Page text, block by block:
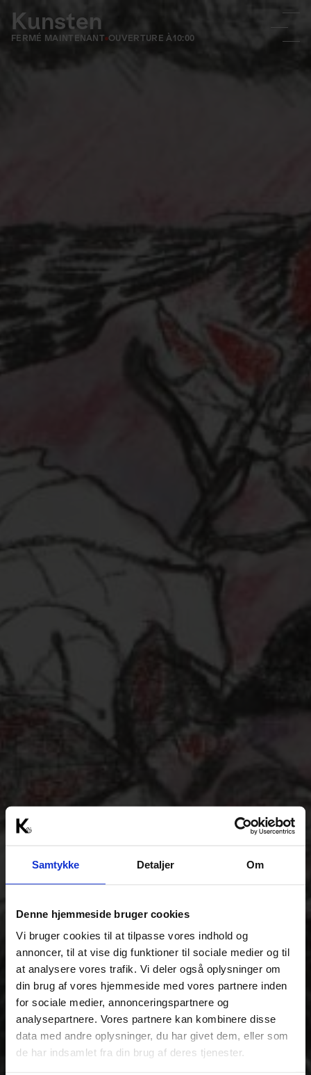
Samtykke Detaljer Om
Denne hjemmeside bruger cookies
Vi bruger cookies til at tilpasse vores indhold og
annoncer, til at vise dig funktioner til sociale medier og til
at analysere vores trafik. Vi deler også oplysninger om
din brug af vores hjemmeside med vores partnere inden
for sociale medier, annonceringspartnere og
analysepartnere. Vores partnere kan kombinere disse
data med andre oplysninger, du har givet dem, eller som
de har indsamlet fra din brug af deres tjenester.
Kunsten
FERMÉ MAINTENANT OUVERTURE À10:00